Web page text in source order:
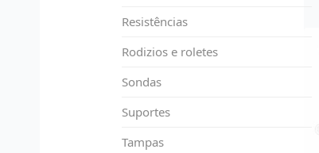
Resistências
Rodizios e roletes
Sondas
Suportes
Tampas